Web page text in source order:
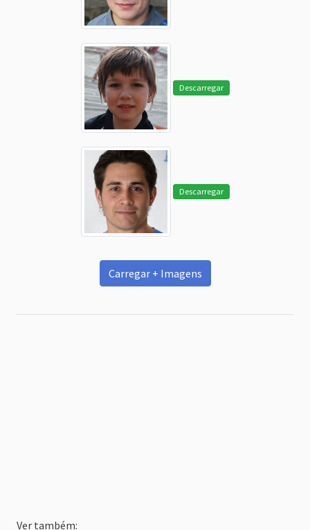
Descarregar
Descarregar
Carregar + Imagens
Ver também: